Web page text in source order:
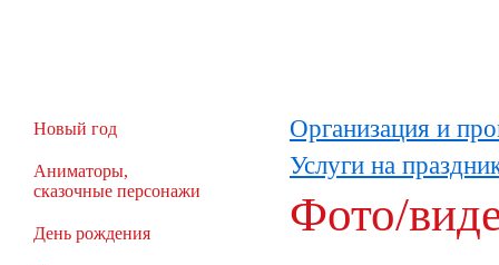
Организация и
Услуги на
Фото/
Новый год
Аниматоры,
сказочные персонажи
День рождения